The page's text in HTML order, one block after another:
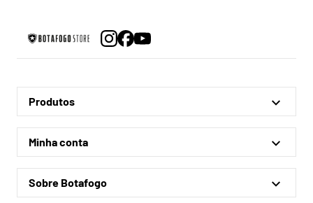
Produtos
Linha Oficial
Treino e Viagem
Coleções
Minha conta
Minha conta
Meus pedidos
Sobre Botafogo